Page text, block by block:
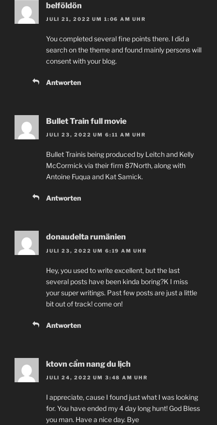
belföldön
JULI 21, 2022 UM 1:06 AM UHR
You completed several fine points there. I did a
search on the theme and found mainly persons will
consent with your blog.
Antworten
Bullet Train full movie
JULI 23, 2022 UM 6:11 AM UHR
Bullet Trainis being produced by Leitch and Kelly
McCormick via their firm 87North, along with
Antoine Fuqua and Kat Samick.
Antworten
donaudelta rumänien
JULI 23, 2022 UM 6:19 AM UHR
Hey, you used to write excellent, but the last
several posts have been kinda boring?K I miss
your super writings. Past few posts are just a little
bit out of track! come on!
Antworten
ktovn cẩm nang du lịch
JULI 24, 2022 UM 3:48 AM UHR
I appreciate, cause I found just what I was looking
for. You have ended my 4 day long hunt! God Bless
you man. Have a nice day. Bye